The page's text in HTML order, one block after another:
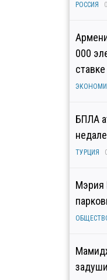
РОССИЯ
000
БПЛА
ТУРЦИЯ
Мэрия